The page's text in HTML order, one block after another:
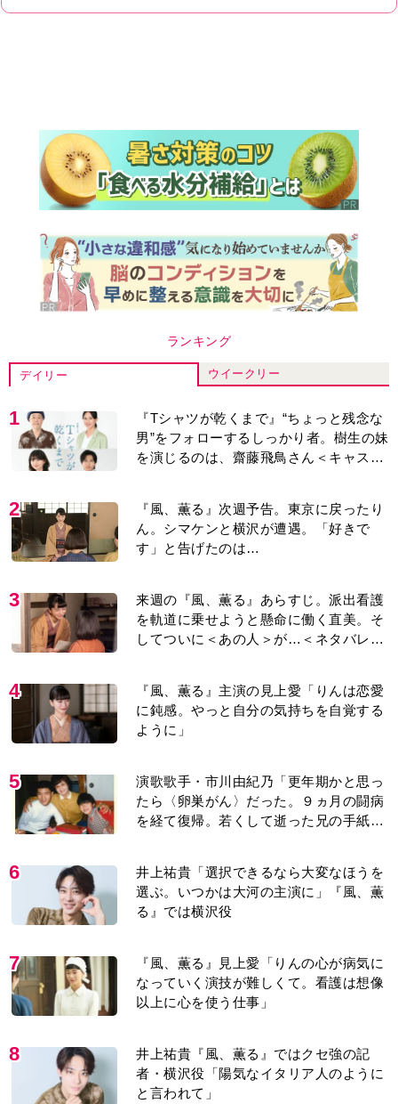
ランキング
デイリー ウイークリー
1
『Tシャツが乾くまで』“ちょっと残念な
男”をフォローするしっかり者。樹生の妹
を演じるのは、齋藤飛鳥さん＜キャスト
2
『風、薫る』次週予告。東京に戻ったり
ん。シマケンと横沢が遭遇。「好きで
す」と告げたのは…
3
来週の『風、薫る』あらすじ。派出看護
を軌道に乗せようと懸命に働く直美。そ
してついに＜あの人＞が…＜ネタバレあ
4
『風、薫る』主演の見上愛「りんは恋愛
に鈍感。やっと自分の気持ちを自覚する
ように」
5
演歌歌手・市川由紀乃「更年期かと思っ
たら〈卵巣がん〉だった。９ヵ月の闘病
を経て復帰。若くして逝った兄の手紙を
6
井上祐貴「選択できるなら大変なほうを
選ぶ。いつかは大河の主演に」『風、薫
る』では横沢役
7
『風、薫る』見上愛「りんの心が病気に
なっていく演技が難しくて。看護は想像
以上に心を使う仕事」
8
井上祐貴『風、薫る』ではクセ強の記
者・横沢役「陽気なイタリア人のように
と言われて」